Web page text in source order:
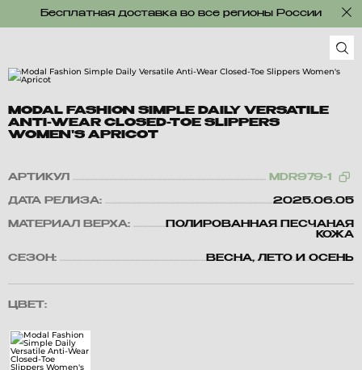
Бесплатная доставка во все регионы России
MODAL FASHION SIMPLE DAILY VERSATILE
ANTI-WEAR CLOSED-TOE SLIPPERS
WOMEN'S APRICOT
АРТИКУЛ MDR979-1
ДАТА РЕЛИЗА: 2025.06.05
МАТЕРИАЛ ВЕРХА:
ПОЛИРОВАННАЯ ПЕСЧАНАЯ
КОЖА
СЕЗОН: ВЕСНА, ЛЕТО И ОСЕНЬ
ЦВЕТ: